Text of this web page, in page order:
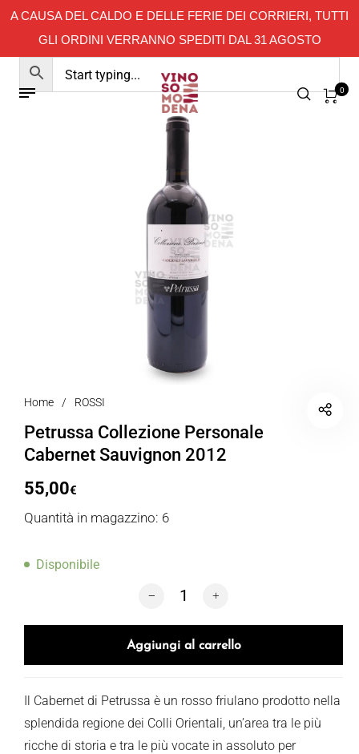
A CAUSA DEL CALDO E DELLE FERIE DEI CORRIERI, TUTTI
GLI ORDINI VERRANNO SPEDITI DAL 31 AGOSTO
0
Home / ROSSI
Petrussa Collezione Personale
Cabernet Sauvignon 2012
55,00€
Quantità in magazzino: 6
Disponibile
Petrussa Collezione Personale
Aggiungi al carrello
Il Cabernet di Petrussa è un rosso friulano prodotto nella
splendida regione dei Colli Orientali, un’area tra le più
ricche di storia e tra le più vocate in assoluto per